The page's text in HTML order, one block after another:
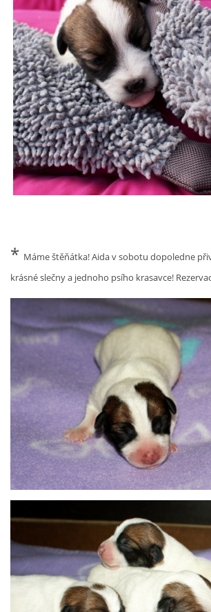
NAŠI PSI / OUR DOGS
ODCHOVY / LITTERS
KONTAKT
ARCHIV NOVINEK
© 2026 eStránky.cz
* Máme štěňátka! Aida v sobotu dopoledne
krásné slečny a jednoho psího krasavce!